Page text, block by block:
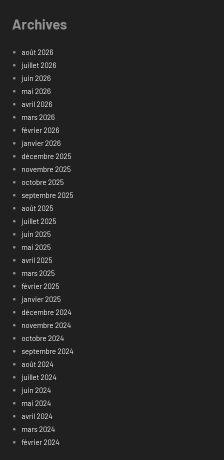
Archives
août 2026
juillet 2026
juin 2026
mai 2026
avril 2026
mars 2026
février 2026
janvier 2026
décembre 2025
novembre 2025
octobre 2025
septembre 2025
août 2025
juillet 2025
juin 2025
mai 2025
avril 2025
mars 2025
février 2025
janvier 2025
décembre 2024
novembre 2024
octobre 2024
septembre 2024
août 2024
juillet 2024
juin 2024
mai 2024
avril 2024
mars 2024
février 2024